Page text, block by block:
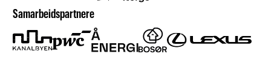
Samarbeidspartnere